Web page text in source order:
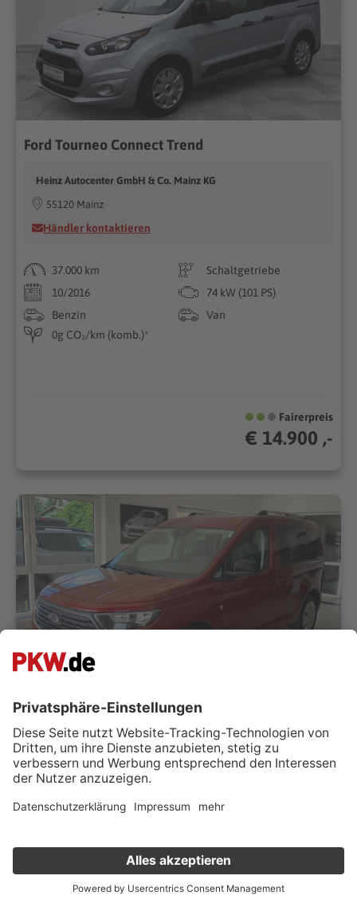
Ford Tourneo Connect Trend
Heinz Autocenter GmbH & Co. Mainz KG
55120 Mainz
Händler kontaktieren
37.000 km
Schaltgetriebe
10/2016
74 kW (101 PS)
Benzin
Van
0g CO₂/km (komb.)*
Fairerpreis
€ 14.900 ,-
Ford Tourneo Connect 2.0 EcoBlue DSG Titanium DigiCockp....
Autosalon Nordmeile GmbH
16775 Löwenberger Land
Händler kontaktieren
18.300 km
Automatik
01/2025
90 kW (122 PS)
Diesel
Van
Verkauf deinen Gebrauchten online